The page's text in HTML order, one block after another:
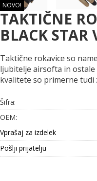
NOVO!
TAKTIČNE
BLACK STAR
Taktične rokavice so
ljubitelje airsofta in
kvalitete so primerne tudi
Šifra:
OEM:
Vprašaj za izdelek
Pošlji prijatelju